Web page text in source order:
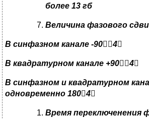
более 13 гб
Величина фазового
В синфазном канале -904
В квадратурном канале +904
В синфазном и квадратурном
одновременно 1804
Время переключенения